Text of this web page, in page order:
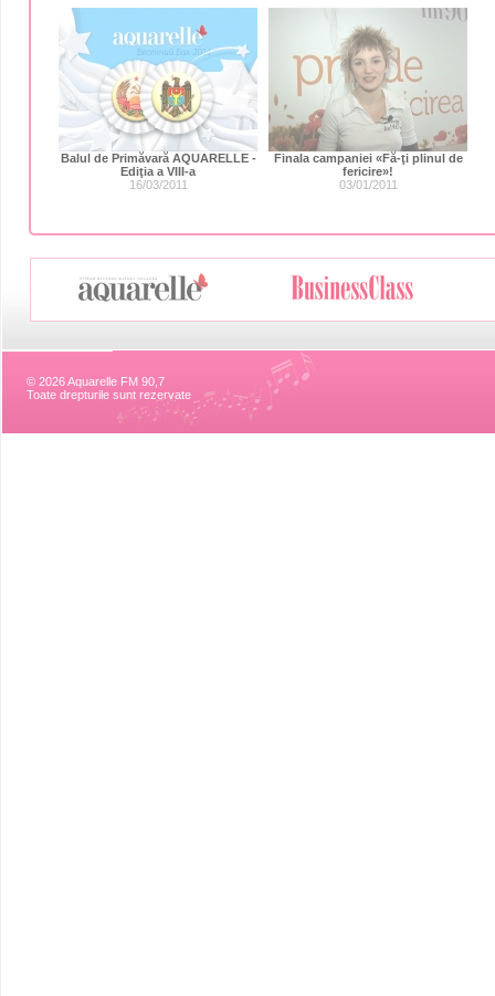
Balul de Primăvară AQUARELLE -
Ediţia a VIII-a
16/03/2011
Finala campaniei «Fă-ţi plinul de
fericire»!
03/01/2011
© 2026 Aquarelle FM 90,7
Toate drepturile sunt rezervate